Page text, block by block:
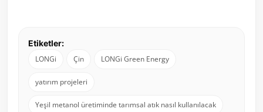
Etiketler:
LONGi
Çin LONGi Green Energy
yatırım projeleri
Yeşil metanol üretiminde tarımsal atık nasıl kullanılacak